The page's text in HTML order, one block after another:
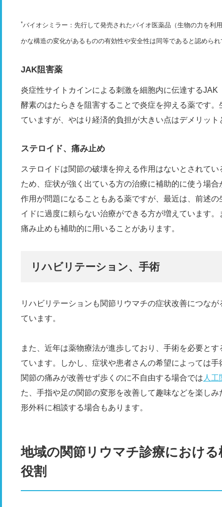
*バイオシミラー：先行して発売されたバイオ医薬品（生物の力を利
かな構造の変化があるものの有効性や安全性は同等であると認めら
JAK阻害薬
炎症性サイトカインによる刺激を細胞内に伝達する
酵素のはたらきを阻害することで炎症を抑える薬です
ていますが、やはり経済的負担が大きい点はデメリッ
ステロイド、痛み止め
ステロイドは関節の破壊を抑える作用はないとされて
ため、症状が強く出ている方の治療に補助的に使う場
作用が問題になることもある薬ですが、最近は、前述
イドに過度に頼らない治療ができる方が増えています
痛み止めも補助的に用いることがあります。
リハビリテーション、手術
リハビリテーションも関節リウマチの症状改善につな
ています。
また、近年は薬物療法が進歩しており、手術を必要と
ています。しかし、症状や患者さんの希望によっては
関節の痛みが改善せず歩くのに不自由する場合では 人工
た、手指や足の関節の変形を改善して趣味などを楽し
形外科に相談する場合もあります。
地域の関節リウマチ診療におけ
役割